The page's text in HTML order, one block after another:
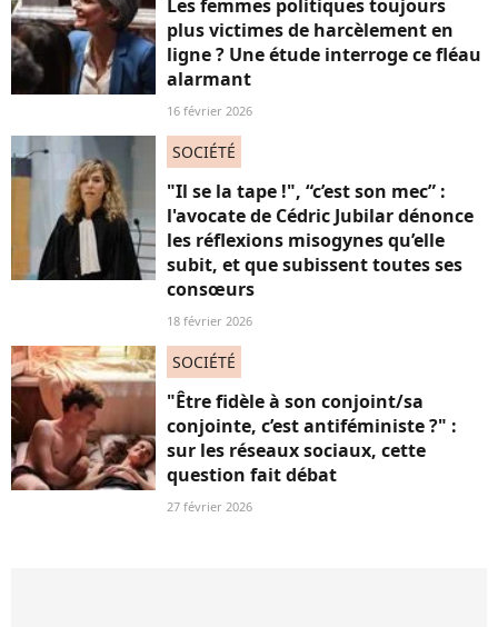
Les femmes politiques toujours
plus victimes de harcèlement en
ligne ? Une étude interroge ce fléau
alarmant
16 février 2026
SOCIÉTÉ
"Il se la tape !", “c’est son mec” :
l'avocate de Cédric Jubilar dénonce
les réflexions misogynes qu’elle
subit, et que subissent toutes ses
consœurs
18 février 2026
SOCIÉTÉ
"Être fidèle à son conjoint/sa
conjointe, c’est antiféministe ?" :
sur les réseaux sociaux, cette
question fait débat
27 février 2026